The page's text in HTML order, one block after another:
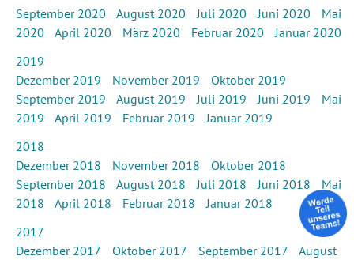
September 2020
August 2020 Juli 2020 Juni 2020
Mai
2020
April 2020 März 2020 Februar 2020
Januar 2020
2019
Dezember 2019
November 2019
Oktober 2019
September 2019
August 2019 Juli 2019 Juni 2019
Mai
2019
April 2019 Februar 2019
Januar 2019
2018
Dezember 2018
November 2018
Oktober 2018
September 2018
August 2018 Juli 2018 Juni 2018
Mai
2018
April 2018 Februar 2018
Januar 2018
2017
Dezember 2017
Oktober 2017 September 2017
August